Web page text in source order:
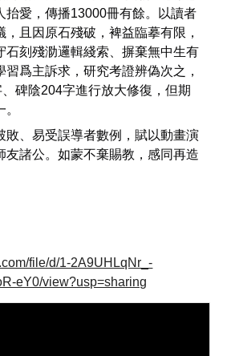
抬愛，傳播13000冊有餘。以讀者
且因原石殘破，裨益臨摹有限，
石刻殘泐邏輯綫索、摒棄無中生有
習爲主訴求，研究考證辨偽次之，
碑陰204字進行放大修復，但期
敗、易受誤導者數例，賦以動畫演
友諸公。如蒙不棄賜教，感同再造
file/d/1-2A9UHLqNr_-
eY0/view?usp=sharing